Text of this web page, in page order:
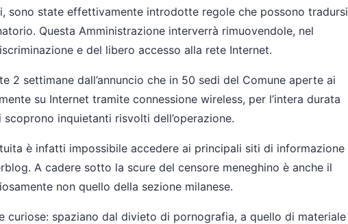
sono state effettivamente introdotte regole che possono tradursi
Questa Amministrazione interverrà rimuovendole, nel
e del libero accesso alla rete Internet.
2 settimane dall’annuncio che in 50 sedi del Comune aperte ai
su Internet tramite connessione wireless, per l’intera durata
inquietanti risvolti dell’operazione.
è infatti impossibile accedere ai principali siti di informazione
A cadere sotto la scure del censore meneghino è anche il
non quello della sezione milanese.
curiose: spaziano dal divieto di pornografia, a quello di materiale